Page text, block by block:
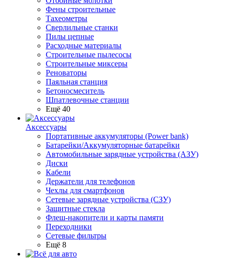
Фены строительные
Тахеометры
Сверлильные станки
Пилы цепные
Расходные материалы
Строительные пылесосы
Строительные миксеры
Реноваторы
Паяльная станция
Бетоносмеситель
Шпатлевочные станции
Ещё 40
Аксессуары
Портативные аккумуляторы (Power bank)
Батарейки/Аккумуляторные батарейки
Автомобильные зарядные устройства (АЗУ)
Диски
Кабели
Держатели для телефонов
Чехлы для смартфонов
Сетевые зарядные устройства (СЗУ)
Защитные стекла
Флеш-накопители и карты памяти
Переходники
Сетевые фильтры
Ещё 8